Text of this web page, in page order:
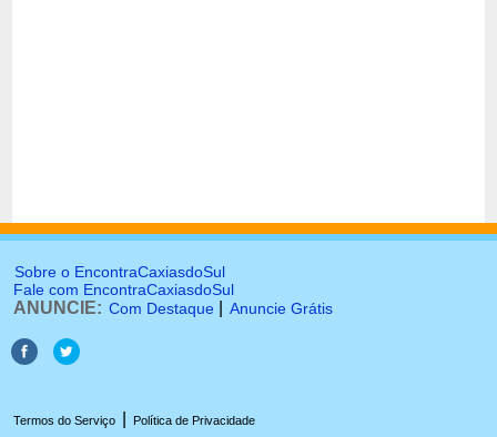
Sobre o EncontraCaxiasdoSul
Fale com EncontraCaxiasdoSul
ANUNCIE: Com Destaque Anuncie Grátis
Termos do Serviço Política de Privacidade